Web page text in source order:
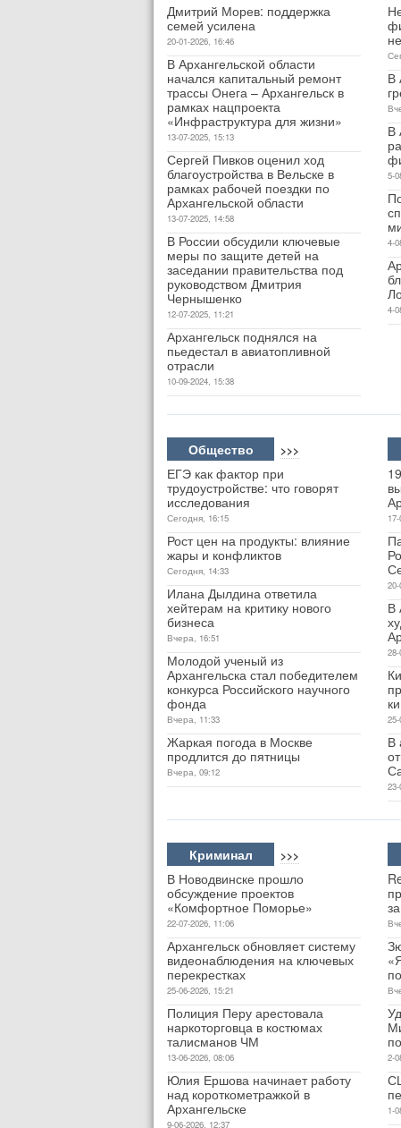
Дмитрий Морев: поддержка
семей усилена
20-01-2026, 16:46
В Архангельской области
начался капитальный ремонт
трассы Онега – Архангельск в
рамках нацпроекта
«Инфраструктура для жизни»
13-07-2025, 15:13
Сергей Пивков оценил ход
благоустройства в Вельске в
рамках рабочей поездки по
Архангельской области
13-07-2025, 14:58
В России обсудили ключевые
меры по защите детей на
заседании правительства под
руководством Дмитрия
Чернышенко
12-07-2025, 11:21
Архангельск поднялся на
пьедестал в авиатопливной
отрасли
10-09-2024, 15:38
В
В
5-
4-
4-
Общество >>>
ЕГЭ как фактор при
трудоустройстве: что говорят
исследования
Сегодня, 16:15
Рост цен на продукты: влияние
жары и конфликтов
Сегодня, 14:33
Илана Дылдина ответила
хейтерам на критику нового
бизнеса
Вчера, 16:51
Молодой ученый из
Архангельска стал победителем
конкурса Российского научного
фонда
Вчера, 11:33
Жаркая погода в Москве
продлится до пятницы
Вчера, 09:12
В
В
Криминал >>>
В Новодвинске прошло
обсуждение проектов
«Комфортное Поморье»
22-07-2026, 11:06
Архангельск обновляет систему
видеонаблюдения на ключевых
перекрестках
25-06-2026, 15:21
Полиция Перу арестовала
наркоторговца в костюмах
талисманов ЧМ
13-06-2026, 08:06
Юлия Ершова начинает работу
над короткометражкой в
Архангельске
9-06-2026, 12:37
2-
1-